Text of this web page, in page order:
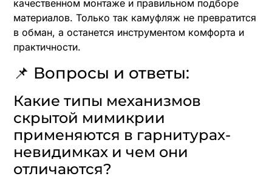
качественном монтаже и правильном подборе
материалов. Только так камуфляж не превратится
в обман, а останется инструментом комфорта и
практичности.
📌 Вопросы и ответы:
Какие типы механизмов
скрытой мимикрии
применяются в гарнитурах-
невидимках и чем они
отличаются?